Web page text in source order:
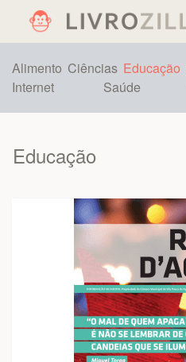
Alimento Ciências Educação
Internet
Saúde
Educação